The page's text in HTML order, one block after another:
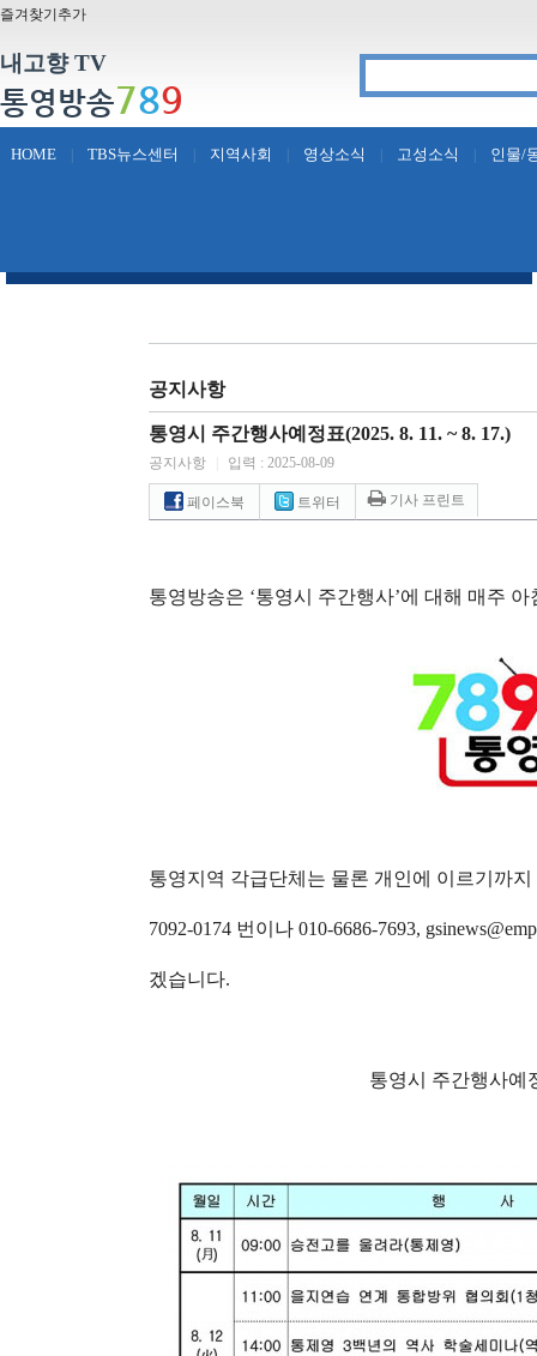
즐겨찾기추가
내고향 TV
통영방송789
HOME TBS뉴스센터 지역사회 영상소식 고성소식 인물/
공지사항
통영시 주간행사예정표(2025. 8. 11. ~ 8. 17.)
공지사항 입력 : 2025-08-09
페이스북 트위터 기사 프린트
통영방송은 ‘통영시 주간행사’에 대해 매주
통영지역 각급단체는 물론 개인에 이르기까
7092-0174 번이나 010-6686-7693,
겠습니다.
통영시 주간행사예